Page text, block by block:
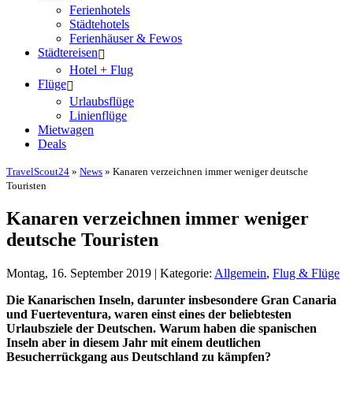
Ferienhotels
Städtehotels
Ferienhäuser & Fewos
Städtereisen
Hotel + Flug
Flüge
Urlaubsflüge
Linienflüge
Mietwagen
Deals
TravelScout24 » News » Kanaren verzeichnen immer weniger deutsche
Touristen
Kanaren verzeichnen immer weniger
deutsche Touristen
Montag, 16. September 2019 | Kategorie: Allgemein, Flug & Flüge
Die Kanarischen Inseln, darunter insbesondere Gran Canaria
und Fuerteventura, waren einst eines der beliebtesten
Urlaubsziele der Deutschen. Warum haben die spanischen
Inseln aber in diesem Jahr mit einem deutlichen
Besucherrückgang aus Deutschland zu kämpfen?